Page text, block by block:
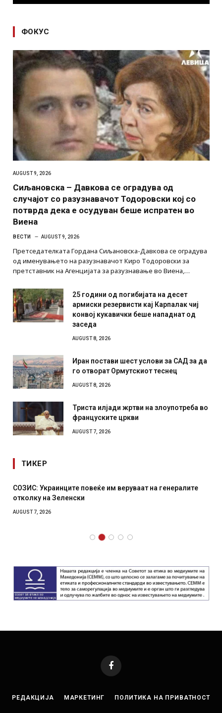
ФОКУС
AUGUST 9, 2026
Сиљановска – Давкова се оградува од
случајот со разузнавачот Тодоровски кој со
потврда дека е осудуван беше испратен во
Виена
ВЕСТИ AUGUST 9, 2026
Претседателката Гордана Сиљановска-Давкова се оградува
од именувањето на разузнавачот Киро Тодоровски за
претставник на Агенцијата за разузнавање во Виена,…
25 години од погибијата на десет
армиски резервисти кај Карпалак чиј
конвој кукавички беше нападнат од
заседа
AUGUST 8, 2026
Иран постави шест услови за САД за да
го отворат Ормутскиот теснец
AUGUST 8, 2026
Триста илјади жртви на злоупотреба во
француските цркви
AUGUST 7, 2026
ТИКЕР
СОЗИС: Украинците повеќе им веруваат на генералите
отколку на Зеленски
AUGUST 7, 2026
Facebook
РЕДАКЦИЈА МАРКЕТИНГ ПОЛИТИКА НА ПРИВАТНОСТ